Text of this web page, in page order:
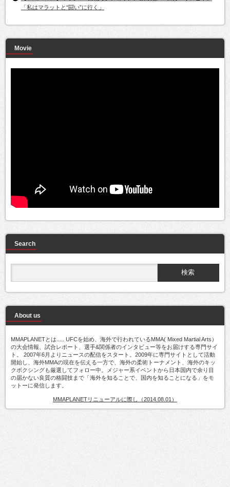
「私はマラットと“闘い”に行く」
Movie
Search
About us
MMAPLANETとは..... UFCを始め、海外で行われているMMA( Mixed Martial Arts）
の大会情報、試合レポート、選手&関係者のインタビュー等をお届けする専門サイ
ト。 2007年6月よりニュースの配信をスタート。2009年に専門サイトとして活動
開始し、海外MMAの現在を伝える一方で、海外の柔術トーナメント、海外のキッ
クボクシングも厳選してフォロー中。メジャー系イベントから日本国内で余り目
の届かない良質の格闘技まで「海外を知ることで、国内を知ることになる」をモ
ットーに発信します。
MMAPLANETリニューアルに際し（2014.08.01）